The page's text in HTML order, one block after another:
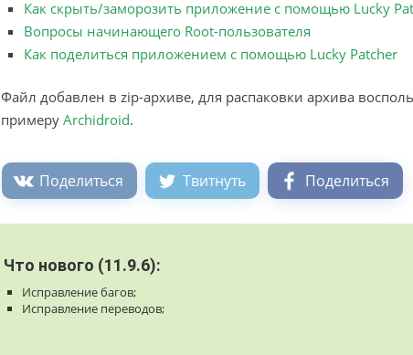
Как скрыть/заморозить приложение с помощью Lucky
Вопросы начинающего Root-пользователя
Как поделиться приложением с помощью Lucky Patcher
Файл добавлен в zip-архиве, для распаковки архива
примеру Archidroid.
Поделиться Твитнуть Поделиться
Что нового (11.9.6):
Исправление багов;
Исправление переводов;